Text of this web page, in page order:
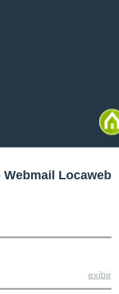
Webmail Locaweb
exibir